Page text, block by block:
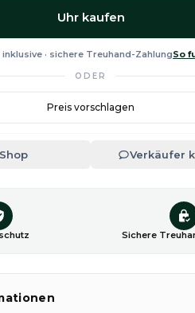
Uhr kaufen
· sichere Treuhand-ZahlungSo
ODER
Preis vorschlagen
Verkäufer
Sichere